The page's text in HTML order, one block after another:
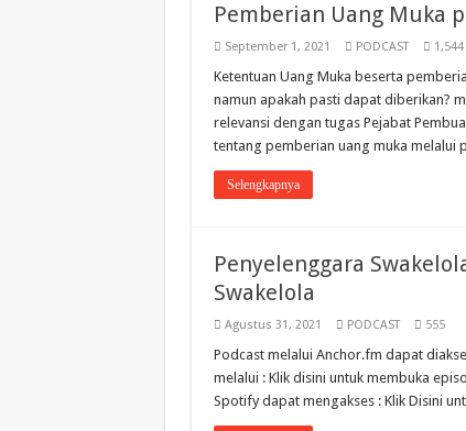
Pemberian Uang Muka
September 1, 2021 PODCAST 1,544
Ketentuan Uang Muka beserta
namun apakah pasti dapat diberikan?
relevansi dengan tugas Pejabat
tentang pemberian uang muka melalui
Selengkapnya
Penyelenggara
Swakelola
Agustus 31, 2021 PODCAST 555
Podcast melalui Anchor.fm dapat
melalui : Klik disini untuk membuka
Spotify dapat mengakses : Klik Disini